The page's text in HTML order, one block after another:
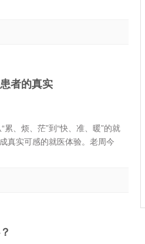
者的真实
、烦、茫”到“快、准、暖”的就
真实可感的就医体验。老周今